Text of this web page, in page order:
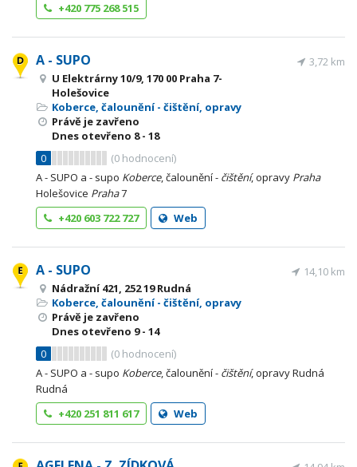
+420 775 268 515
A - SUPO
U Elektrárny 10/9, 170 00 Praha 7-
Holešovice
Koberce, čalounění - čištění, opravy
Právě je zavřeno
Dnes otevřeno 8 - 18
0
(0 hodnocení)
3,72 km
A - SUPO a - supo Koberce, čalounění - čištění, opravy Praha
Holešovice Praha7
+420 603 722 727
Web
A - SUPO
Nádražní 421, 252 19 Rudná
Koberce, čalounění - čištění, opravy
Právě je zavřeno
Dnes otevřeno 9 - 14
0
(0 hodnocení)
14,10 km
A - SUPO a - supo Koberce, čalounění - čištění, opravy Rudná
Rudná
+420 251 811 617
Web